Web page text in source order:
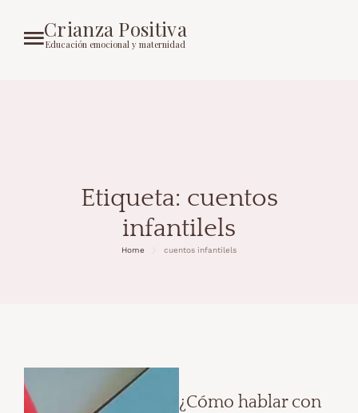
Crianza Positiva
Educación emocional y maternidad
Etiqueta: cuentos
infantilels
Home cuentos infantilels
¿Cómo hablar con